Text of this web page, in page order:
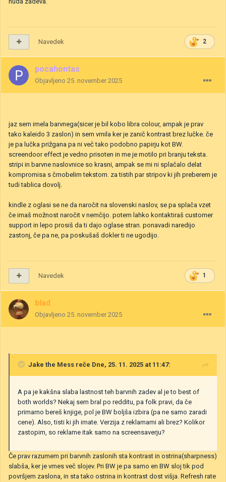
2
Navedek
pocahontas
Objavljeno 25. november 2025
jaz sem imela barvnega(sicer je bil kobo libra colour, ampak je prav
tako kaleido 3 zaslon) in sem vrnila ker je zanič kontrast brez lučke. če
je pa lučka prižgana pa ni več tako podobno papirju kot BW.
screendoor effect je vedno prisoten in me je motilo pri branju teksta.
stripi in barvne naslovnice so krasni, ampak se mi ni splačalo delat
kompromisa s črnobelim tekstom. za tistih par stripov ki jih preberem je
tudi tablica dovolj.
kindle z oglasi se ne da naročit na slovenski naslov, se pa splača vzet
če imaš možnost naročit v nemčijo. potem lahko kontaktiraš customer
support in lepo prosiš da ti dajo oglase stran. ponavadi naredijo
zastonj, če pa ne, pa poskušaš dokler ti ne ugodijo.
1
Navedek
blad
Objavljeno 25. november 2025
Jake the Mess reče Dne, 25. 11. 2025 at 11:47:
A pa je kakšna slaba lastnost teh barvnih zadev al je to best of
both worlds? Nekaj sem bral po redditu, pa folk pravi, da če
primarno bereš knjige, pol je BW boljša izbira (pa ne samo zaradi
cene). Also, tisti ki jih imate. Verzija z reklamami ali brez? Kolikor
zastopim, so reklame itak samo na screensaverju?
Če prav razumem pri barvnih zaslonih sta kontrast in ostrina(sharpness)
slabša, ker je vmes več slojev. Pri BW je pa samo en BW sloj tik pod
površjem zaslona, in sta tako ostrina in kontrast dost višja. Refresh rate